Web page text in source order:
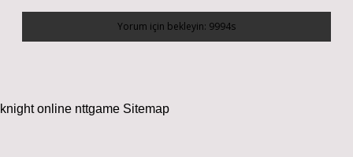
knight online nttgame Sitemap